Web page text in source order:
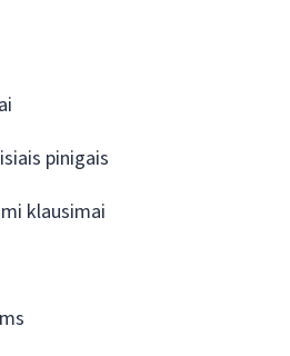
pinigais
klausimai